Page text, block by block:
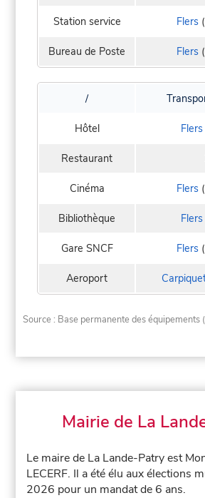
Station service Flers
Bureau de Poste Flers
/
Hôtel Flers
Restaurant
Cinéma Flers
Bibliothèque Flers
Gare SNCF Flers
Aeroport
Source : Base permanente des équipements
Mairie de La
Le maire de La Lande-Patry est
LECERF. Il a été élu aux élections
2026 pour un mandat de 6 ans.